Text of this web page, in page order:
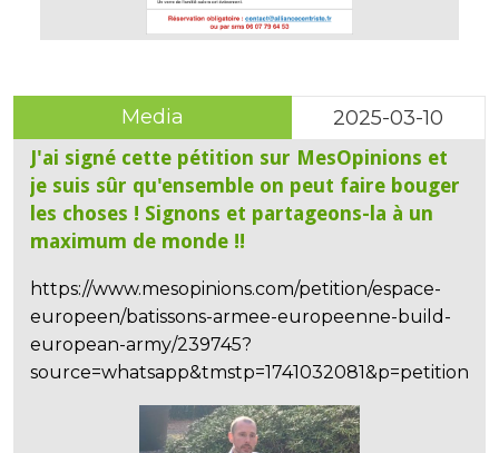
Media 2025-03-10
J'ai signé cette pétition sur MesOpinions et
je suis sûr qu'ensemble on peut faire bouger
les choses ! Signons et partageons-la à un
maximum de monde !!
https://www.mesopinions.com/petition/espace-
europeen/batissons-armee-europeenne-build-
european-army/239745?
source=whatsapp&tmstp=1741032081&p=petition